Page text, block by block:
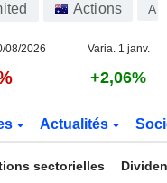
Actions
08/2026 Varia. 1 janv.
+2,06%
Actualités
sectorielles